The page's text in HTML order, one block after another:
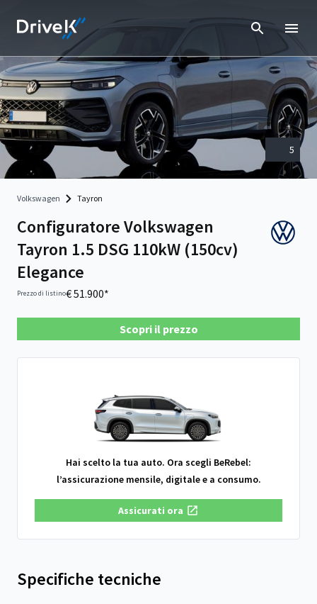
5
Volkswagen Tayron
Configuratore Volkswagen
Tayron 1.5 DSG 110kW (150cv)
Elegance
Prezzo di listino€ 51.900*
Scopri il prezzo
Hai scelto la tua auto. Ora scegli BeRebel:
l’assicurazione mensile, digitale e a consumo.
Assicurati ora
Specifiche tecniche